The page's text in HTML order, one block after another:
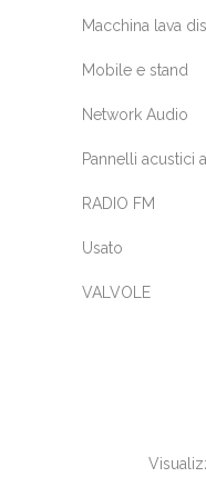
Macchina lava
Mobile e stand
Network Audio
Pannelli acustici
RADIO FM
Usato
VALVOLE